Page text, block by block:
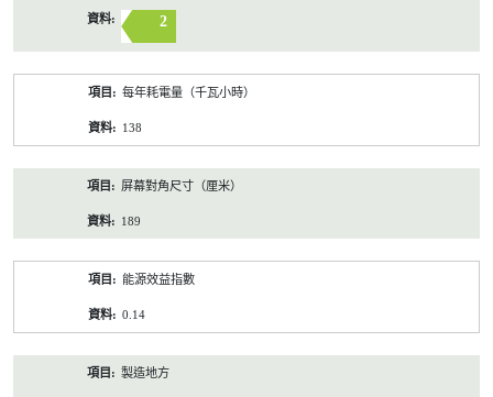
2
每年耗電量（千瓦小時）
138
屏幕對角尺寸（厘米）
189
能源效益指數
0.14
製造地方